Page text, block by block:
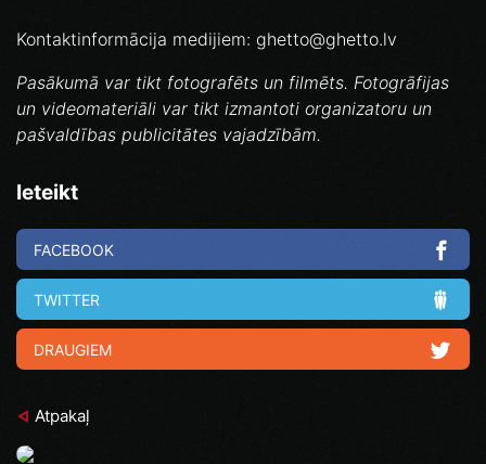
Kontaktinformācija medijiem: ghetto@ghetto.lv
Pasākumā var tikt fotografēts un filmēts. Fotogrāfijas
un videomateriāli var tikt izmantoti organizatoru un
pašvaldības publicitātes vajadzībām.
Ieteikt
FACEBOOK
TWITTER
DRAUGIEM
Atpakaļ